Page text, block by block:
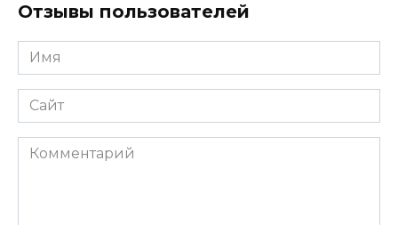
Отзывы пользователей
Имя
*
Сайт
Комментарий